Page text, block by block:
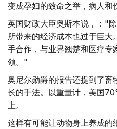
变成孕妇的致命之举，病人和
英国财政大臣奥斯本说，："
所带来的经济成本也过于巨
手合作，与业界翘楚和医疗专
领。"
奥尼尔勋爵的报告还提到了
长的手法。以重量计，美国
上。
这样有可能让动物身上养成的